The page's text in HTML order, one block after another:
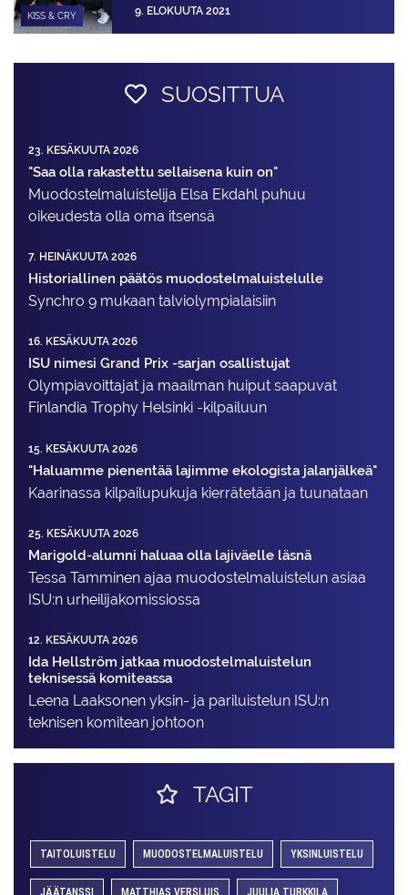
KISS & CRY 9. ELOKUUTA 2021
SUOSITTUA
23. KESÄKUUTA 2026
"Saa olla rakastettu sellaisena kuin on"
Muodostelma­luistelija Elsa Ekdahl puhuu
oikeudesta olla oma itsensä
7. HEINÄKUUTA 2026
Historiallinen päätös muodostelmaluistelulle
Synchro 9 mukaan talviolympialaisiin
16. KESÄKUUTA 2026
ISU nimesi Grand Prix -sarjan osallistujat
Olympiavoittajat ja maailman huiput saapuvat
Finlandia Trophy Helsinki -kilpailuun
15. KESÄKUUTA 2026
"Haluamme pienentää lajimme ekologista jalanjälkeä"
Kaarinassa kilpailupukuja kierrätetään ja tuunataan
25. KESÄKUUTA 2026
Marigold-alumni haluaa olla lajiväelle läsnä
Tessa Tamminen ajaa muodostelma­luistelun asiaa
ISU:n urheilija­komissiossa
12. KESÄKUUTA 2026
Ida Hellström jatkaa muodostelmaluistelun
teknisessä komiteassa
Leena Laaksonen yksin- ja pariluistelun ISU:n
teknisen komitean johtoon
TAGIT
TAITOLUISTELU MUODOSTELMALUISTELU YKSINLUISTELU
JÄÄTANSSI MATTHIAS VERSLUIS JUULIA TURKKILA